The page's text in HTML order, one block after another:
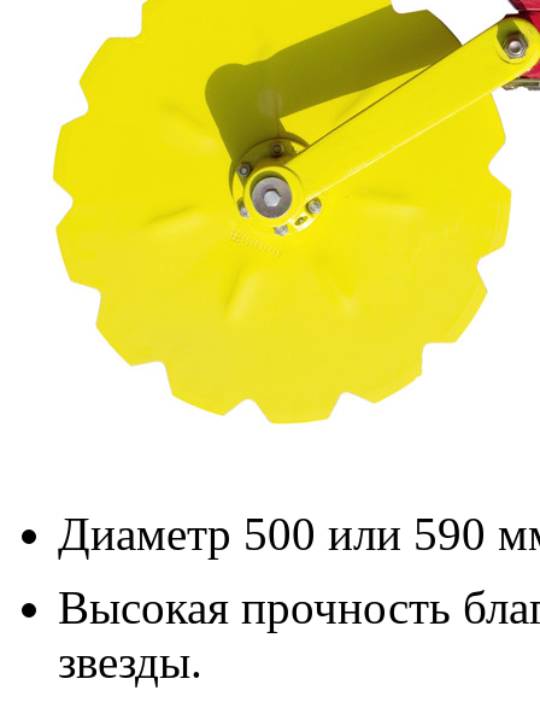
Диаметр 500 или 590
Высокая прочность
звезды.